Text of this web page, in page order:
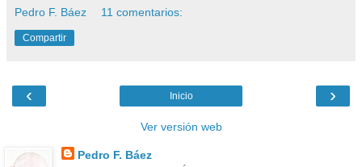
Pedro F. Báez 11 comentarios:
Compartir
‹ ›
Inicio
Ver versión web
Pedro F. Báez